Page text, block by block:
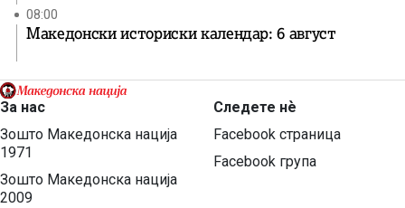
08:00
Македонски историски календар: 6 август
За нас
Зошто Македонска нација
1971
Зошто Македонска нација
2009
Следете нѐ
Facebook страница
Facebook група